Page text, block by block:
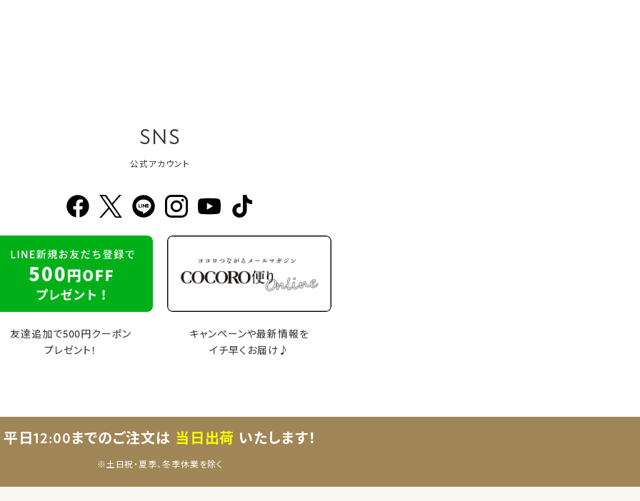
SNS
公式アカウント
友達追加で500円クーポン
プレゼント！
キャンペーンや最新情報を
イチ早くお届け♪
平日12:00までのご注文は 当日出荷 いたします！
※土日祝・夏季、冬季休業を除く